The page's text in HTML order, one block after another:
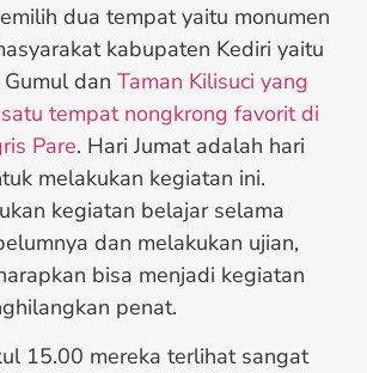
dua tempat yaitu monumen
kabupaten Kediri yaitu
dan Taman Kilisuci yang
tempat nongkrong favorit di
Pare. Hari Jumat adalah hari
melakukan kegiatan ini.
kegiatan belajar selama
dan melakukan ujian,
bisa menjadi kegiatan
penat.
15.00 mereka terlihat sangat